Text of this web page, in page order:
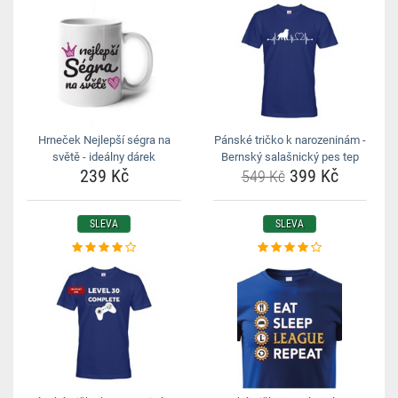
Hrneček Nejlepší ségra na
světě - ideálny dárek
239 Kč
Pánské tričko k narozeninám -
Bernský salašnický pes tep
549 Kč399 Kč
SLEVA SLEVA